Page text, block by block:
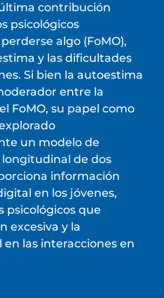
contribución
psicológicos
algo (FoMO),
y las dificultades
Si bien la autoestima
entre la
FoMO, su papel como
un modelo de
de dos
información
en los jóvenes,
psicológicos que
excesiva y la
las interacciones en